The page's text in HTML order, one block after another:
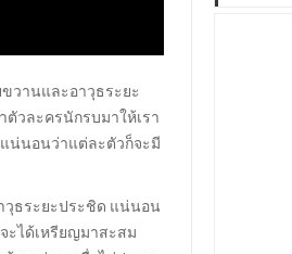
วานและอาวุธระยะ
วละครนักรบมาให้เรา
แน่นอนว่าแต่ละตัวก็จะมี
วุธระยะประชิด แน่นอน
ะได้เหรียญมาสะสม